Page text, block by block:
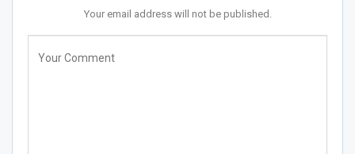
Your email address will not be published.